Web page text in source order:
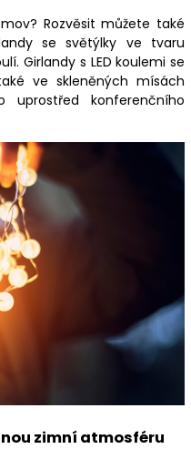
Rozvěsit můžete také
se světýlky ve tvaru
Girlandy s LED koulemi se
ve skleněných mísách
konferenčního
zimní atmosféru